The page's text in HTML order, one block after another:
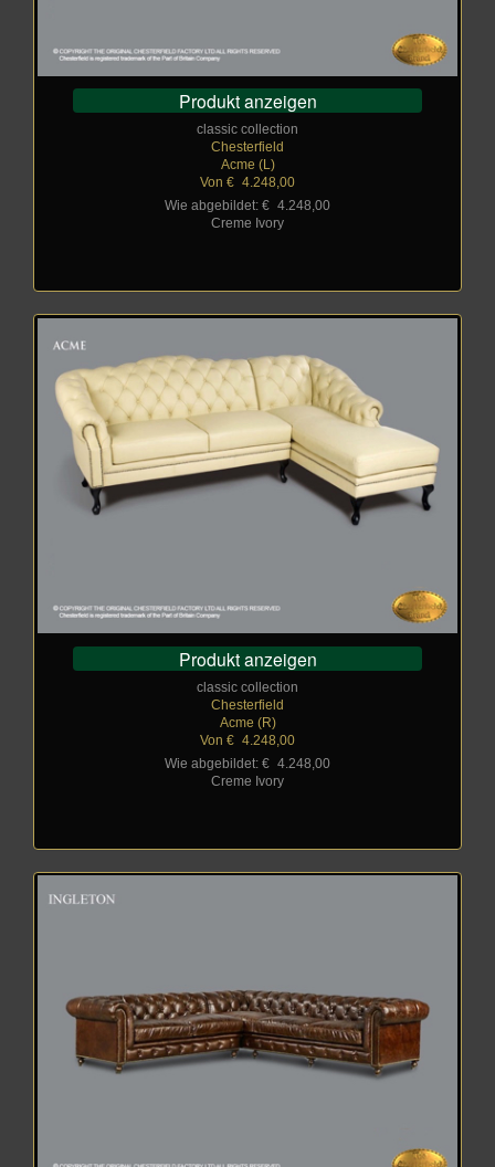
Produkt anzeigen
classic collection
Chesterfield
Acme (L)
Von € 4.248,00
Wie abgebildet: € 4.248,00
Creme Ivory
Produkt anzeigen
classic collection
Chesterfield
Acme (R)
Von € 4.248,00
Wie abgebildet: € 4.248,00
Creme Ivory